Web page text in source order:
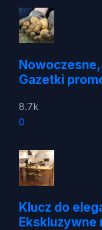
Gazetki
8.7k
0
Klucz do